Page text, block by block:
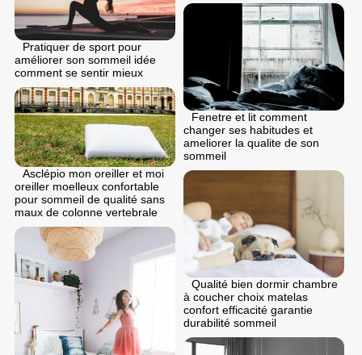
Pratiquer de sport pour
améliorer son sommeil idée
comment se sentir mieux
Fenetre et lit comment
changer ses habitudes et
ameliorer la qualite de son
sommeil
Asclépio mon oreiller et moi
oreiller moelleux confortable
pour sommeil de qualité sans
maux de colonne vertebrale
Qualité bien dormir chambre
à coucher choix matelas
confort efficacité garantie
durabilité sommeil